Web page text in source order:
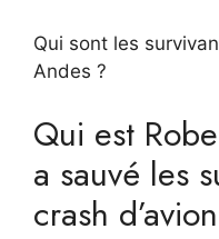
Qui sont les
Andes ?
Qui est
a sauvé les
crash